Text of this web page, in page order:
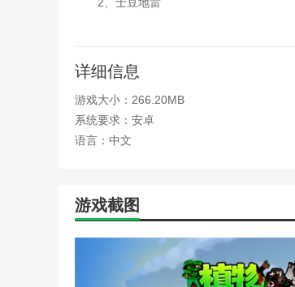
3、寒冰射手
4、喷火大嘴花
喷射火焰攻击前方一只僵尸。
一次随机发射两颗西瓜或豌豆。
6、小喷菇
在短距离内向敌人发射孢子和黄油。
详细信息
游戏大小：266.20MB
系统要求：安卓
语言：中文
游戏截图